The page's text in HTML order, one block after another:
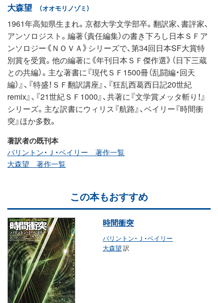
大森望 （オオモリノゾミ）
1961年高知県生まれ。京都大学文学部卒。翻訳家、書評家、
アンソロジスト。編著（責任編集）の書き下ろし日本ＳＦア
ンソロジー《ＮＯＶＡ》シリーズで、第34回日本SF大賞特
別賞を受賞。他の編著に《年刊日本ＳＦ傑作選》（日下三蔵
との共編）。主な著書に『現代ＳＦ1500冊（乱闘編・回天
編）』、『特盛！ＳＦ翻訳講座』、『狂乱西葛西日記20世紀
remix』、『21世紀ＳＦ1000』、共著に『文学賞メッタ斬り！』
シリーズ。主な訳書にウィリス『航路』、ベイリー『時間衝
突』ほか多数。
著訳者の既刊本
バリントン・Ｊ・ベイリー 著作一覧
大森望 著作一覧
この本もおすすめ
時間衝突
バリントン・Ｊ・ベイリー
大森望 訳